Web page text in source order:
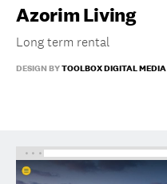
Azorim Living
Long term rental
DESIGN BYTOOLBOX DIGITAL MEDIA